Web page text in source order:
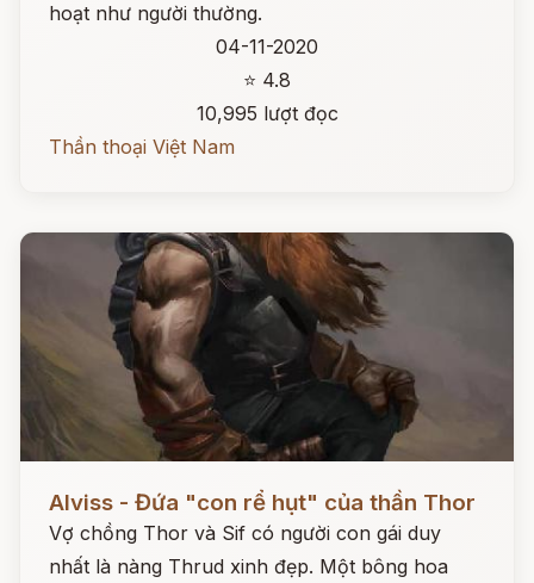
hoạt như người thường.
04-11-2020
⭐ 4.8
10,995 lượt đọc
Thần thoại Việt Nam
Alviss - Đứa "con rể hụt" của thần Thor
Vợ chồng Thor và Sif có người con gái duy
nhất là nàng Thrud xinh đẹp. Một bông hoa